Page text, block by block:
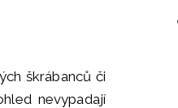
škrábanců či
nevypadají